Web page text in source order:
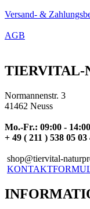
Versand- &
AGB
TIERVITAL-
Normannenstr. 3
41462 Neuss
Mo.-Fr.: 09:00 -
+ 49 ( 211 ) 538 05 03
shop@tiervital-